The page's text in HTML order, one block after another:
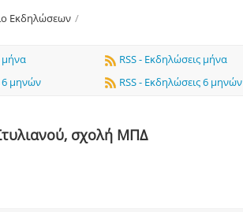
Εκδηλώσεων /
μήνα
6 μηνών
RSS - Εκδηλώσεις μήνα
RSS - Εκδηλώσεις 6 μηνών
σχολή ΜΠΔ